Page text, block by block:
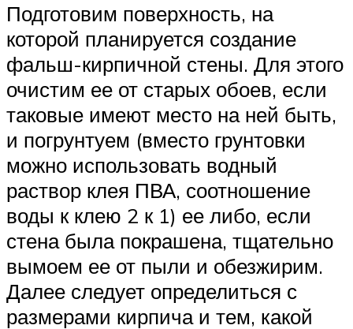
Подготовим поверхность, на
которой планируется создание
фальш-кирпичной стены. Для этого
очистим ее от старых обоев, если
таковые имеют место на ней быть,
и погрунтуем (вместо грунтовки
можно использовать водный
раствор клея ПВА, соотношение
воды к клею 2 к 1) ее либо, если
стена была покрашена, тщательно
вымоем ее от пыли и обезжирим.
Далее следует определиться с
размерами кирпича и тем, какой